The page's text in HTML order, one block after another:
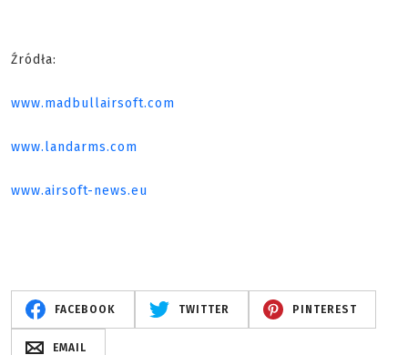
Źródła:
www.madbullairsoft.com
www.landarms.com
www.airsoft-news.eu
FACEBOOK TWITTER PINTEREST
EMAIL